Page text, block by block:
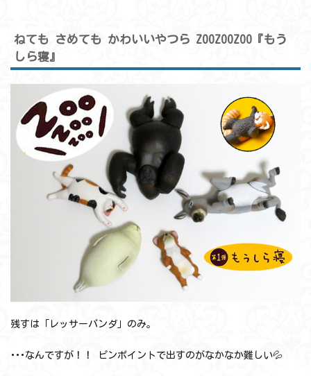
ねても さめても かわいいやつら ZOOZOOZOO『もう
しら寝』
残すは「レッサーパンダ」のみ。
･･･なんですが！！ ピンポイントで出すのがなかなか難しい💦